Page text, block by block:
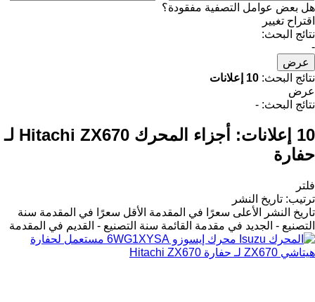
هل بعض عوامل التصفية مفقودة؟
اقتراح تغيير
نتائج البحث:
-
عرض
نتائج البحث: 10 إعلانات
عرض
نتائج البحث: -
10 إعلانات:
أجزاء المحرك Hitachi ZX670 لـ
حفارة
فلتر
ترتيب: تاريخ النشر
تاريخ النشر
الأعلى سعرًا في المقدمة الأقل سعرًا في المقدمة سنة
التصنيع - الجديد في مقدمة القائمة سنة التصنيع - القديم في المقدمة